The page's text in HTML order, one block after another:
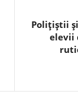
Polițiștii
elevii